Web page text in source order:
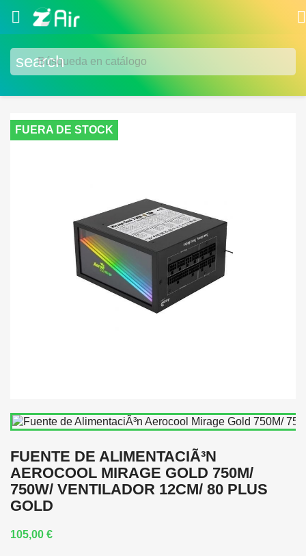
 
search
FUERA DE STOCK
FUENTE DE ALIMENTACIÃ³N
AEROCOOL MIRAGE GOLD 750M/
750W/ VENTILADOR 12CM/ 80 PLUS
GOLD
105,00 €